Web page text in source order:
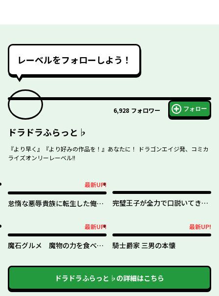
レーベルをフォローしよう！
6,928 フォロワー フォロー
ドラドラふらっと♭
『より早く』『より好みの作品を！』あなたに！ ドラゴンエイジ発、コミカ
ライズオンリーレーベル!!
最新UP!
怠惰な悪辱貴族に転生した俺、
完璧王子が全力で口説いてきま
最新UP!
魔石グルメ 魔物の力を食べた
最新UP!
騎士爵家 三男の本懐
ドラドラふらっと♭ の詳細はこちら